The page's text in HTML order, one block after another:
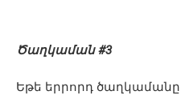
Ծաղկաման #3
Եթե երրորդ